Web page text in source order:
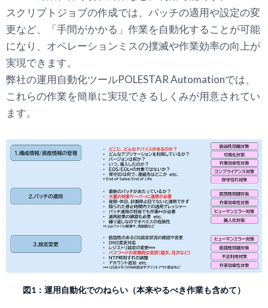
スクリプトジョブの作成では、パッチの適用や設定の変
更など、「手間がかかる」作業を自動化することが可能
になり、オペレーションミスの撲滅や作業効率の向上が
実現できます。
弊社の運用自動化ツールPOLESTAR Automationでは、
これらの作業を簡単に実現できるしくみが用意されてい
ます。
図1：運用自動化でのねらい（本来やるべき作業も含めて）